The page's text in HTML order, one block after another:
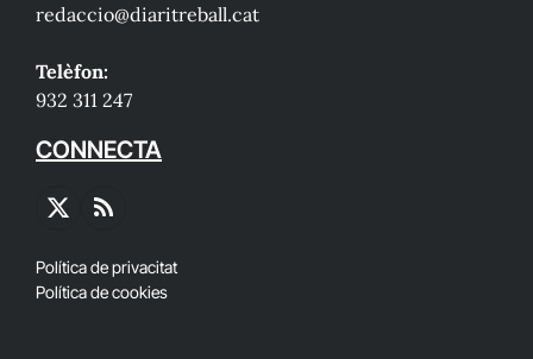
redaccio@diaritreball.cat
Telèfon:
932 311 247
CONNECTA
X
RSS
Política de privacitat
Política de cookies